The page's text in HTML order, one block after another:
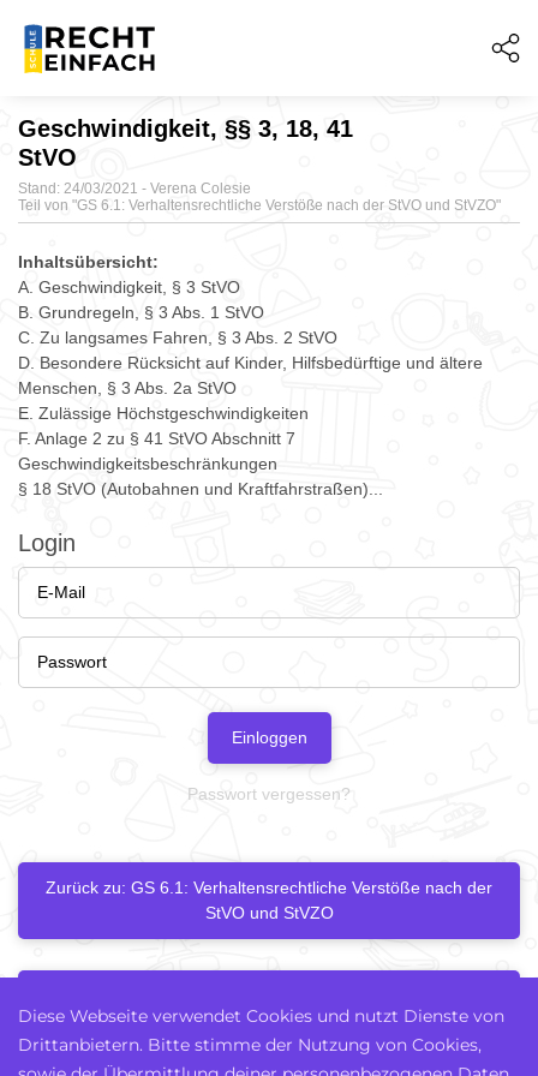
Geschwindigkeit, §§ 3, 18, 41
StVO
Stand: 24/03/2021 - Verena Colesie
Teil von "GS 6.1: Verhaltensrechtliche Verstöße nach der StVO und StVZO"
Inhaltsübersicht:
A. Geschwindigkeit, § 3 StVO
B. Grundregeln, § 3 Abs. 1 StVO
C. Zu langsames Fahren, § 3 Abs. 2 StVO
D. Besondere Rücksicht auf Kinder, Hilfsbedürftige und ältere
Menschen, § 3 Abs. 2a StVO
E. Zulässige Höchstgeschwindigkeiten
F. Anlage 2 zu § 41 StVO Abschnitt 7
Geschwindigkeitsbeschränkungen
§ 18 StVO (Autobahnen und Kraftfahrstraßen)...
Login
Einloggen
Passwort vergessen?
Zurück zu: GS 6.1: Verhaltensrechtliche Verstöße nach der
StVO und StVZO
Diese Webseite verwendet Cookies und nutzt Dienste von
Drittanbietern. Bitte stimme der Nutzung von Cookies,